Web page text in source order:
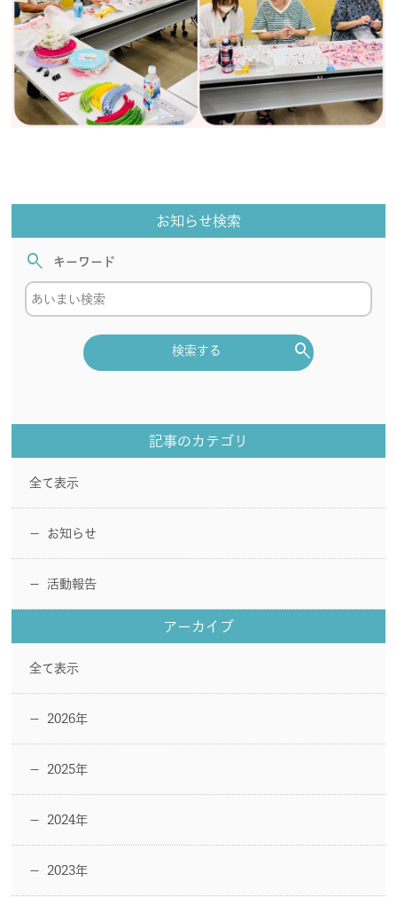
お知らせ検索
search キーワード
search
検索する
記事のカテゴリ
全て表示
ー お知らせ
ー 活動報告
アーカイブ
全て表示
ー 2026年
ー 2025年
ー 2024年
ー 2023年